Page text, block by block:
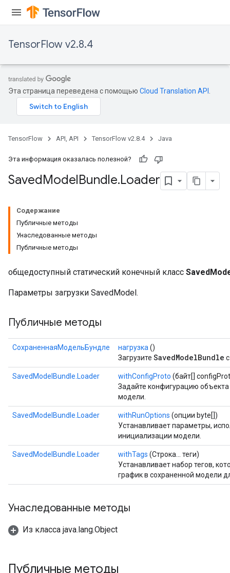
TensorFlow v2.8.4
Эта страница переведена с помощью Cloud Translation API
TensorFlow API, API TensorFlow v2.8.4 Java
Эта информация оказалась полезной?
SavedModelBundle.Loader
Содержание
Публичные методы
Унаследованные методы
Публичные методы
общедоступный статический конечный класс
Параметры загрузки SavedModel.
Публичные методы
СохраненнаяМодельБундле нагрузка ()
Загрузите SavedModelBundle
SavedModelBundle.Loader withConfigProto (байт[]
Задайте конфигурацию объекта
модели.
SavedModelBundle.Loader withRunOptions (опции byte[])
Устанавливает параметры,
инициализации модели.
SavedModelBundle.Loader withTags (Строка... теги)
Устанавливает набор тегов,
график в сохраненной модели
Унаследованные методы
Из класса java.lang.Object
Публичные методы